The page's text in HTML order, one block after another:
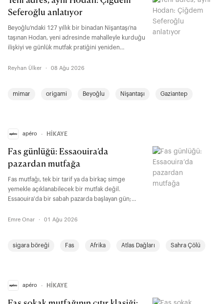
Seferoğlu anlatıyor
Beyoğlu’ndaki 127 yıllık bir binadan Nişantaşı’na
taşınan Hodan, yeni adresinde mahalleyle kurduğu
ilişkiyi ve günlük mutfak pratiğini yeniden
Seferoğlu ise geçmişle bugünü buluşturan mutfak
sürdürdüğünü anlatıyor.
Reyhan Ülker · 08 Ağu 2026
mimar origami Beyoğlu Nişantaşı Gaziantep
apéro ∙ HİKAYE
Fas günlüğü: Essaouira’da
pazardan mutfağa
Fas mutfağı, tek bir tarif ya da birkaç simge
yemekle açıklanabilecek bir mutfak değil.
Essaouira'da bir sabah pazarda başlayan gün;
rutinlere kadarki küçük ayrıntılarla bunun nedenini
Emre Onar · 01 Ağu 2026
sigara böreği Fas Afrika Atlas Dağları Sahra Çölü
apéro ∙ HİKAYE